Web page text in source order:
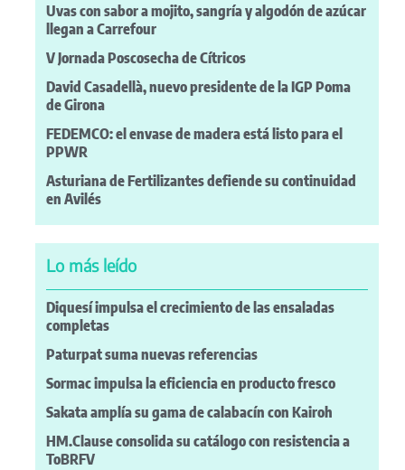
Uvas con sabor a mojito, sangría y algodón de azúcar
llegan a Carrefour
V Jornada Poscosecha de Cítricos
David Casadellà, nuevo presidente de la IGP Poma
de Girona
FEDEMCO: el envase de madera está listo para el
PPWR
Asturiana de Fertilizantes defiende su continuidad
en Avilés
Lo más leído
Diquesí impulsa el crecimiento de las ensaladas
completas
Paturpat suma nuevas referencias
Sormac impulsa la eficiencia en producto fresco
Sakata amplía su gama de calabacín con Kairoh
HM.Clause consolida su catálogo con resistencia a
ToBRFV